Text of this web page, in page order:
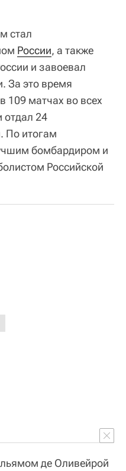
стал
России, а также
и завоевал
За это время
109 матчах во всех
отдал 24
По итогам
бомбардиром и
Российской
де Оливейрой